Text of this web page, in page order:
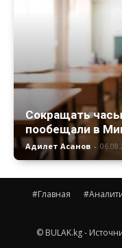
Сокращать
пообещали в
Адилет Асанов -
#Главная
© BULAK.kg -